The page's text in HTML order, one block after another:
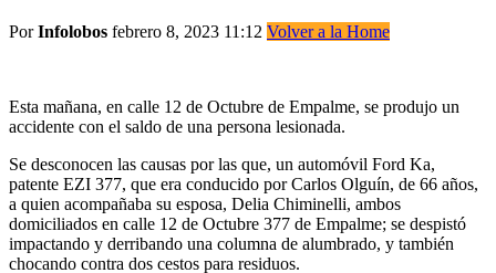
PorInfolobos febrero 8, 2023 11:12 Volver a la Home
Esta mañana, en calle 12 de Octubre de Empalme, se produjo un
accidente con el saldo de una persona lesionada.
Se desconocen las causas por las que, un automóvil Ford Ka,
patente EZI 377, que era conducido por Carlos Olguín, de 66 años,
a quien acompañaba su esposa, Delia Chiminelli, ambos
domiciliados en calle 12 de Octubre 377 de Empalme; se despistó
impactando y derribando una columna de alumbrado, y también
chocando contra dos cestos para residuos.